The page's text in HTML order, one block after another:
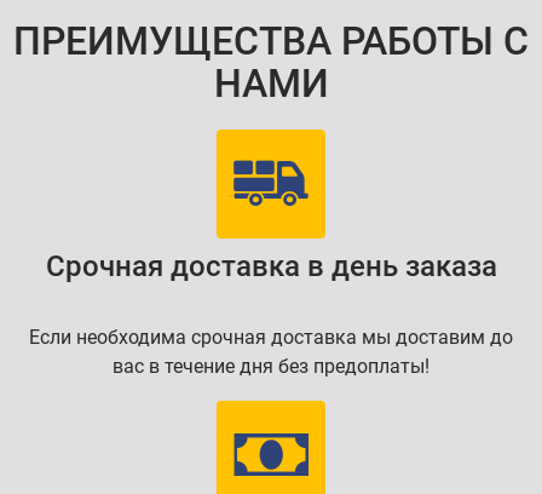
ПРЕИМУЩЕСТВА РАБОТЫ С
НАМИ
Срочная доставка в день заказа
Если необходима срочная доставка мы доставим до
вас в течение дня без предоплаты!